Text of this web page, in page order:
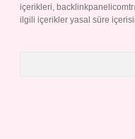
içerikleri,
ilgili içerikler yasal süre